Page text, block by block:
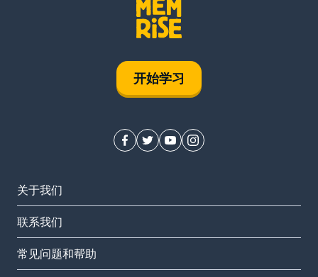
开始学习
关于我们
联系我们
常见问题和帮助